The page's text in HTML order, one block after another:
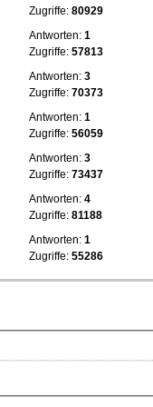
Zugriffe: 80929
Antworten: 1
Zugriffe: 57813
Antworten: 3
Zugriffe: 70373
Antworten: 1
Zugriffe: 56059
Antworten: 3
Zugriffe: 73437
Antworten: 4
Zugriffe: 81188
Antworten: 1
Zugriffe: 55286